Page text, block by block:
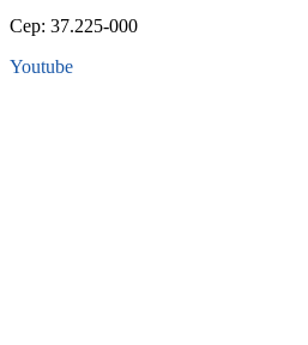
Cep: 37.225-000
Youtube